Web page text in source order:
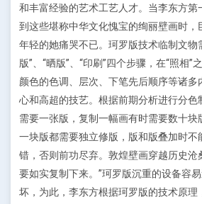
和丰富经验的艺术工艺人才。当李东方第
到这些堪称中华文化愧宝的绚丽壁画时，
年轻的她痛哭不已。珂罗版技术临制文物
版”、“晒版”、“印刷”四个步骤，在“照相”
颜色的色调、层次、下笔先后顺序等诸多
心和高超的技艺。根据前期分析进行分色
需要一张版，复制一幅画有时需要数十块
一块版都需要独立修版，版和版叠加时不
错，否则前功尽弃。敦煌壁画穿越历史沧
要如实复制下来。”珂罗版沉重的设备容
坏，为此，李东方根据珂罗版的技术原理